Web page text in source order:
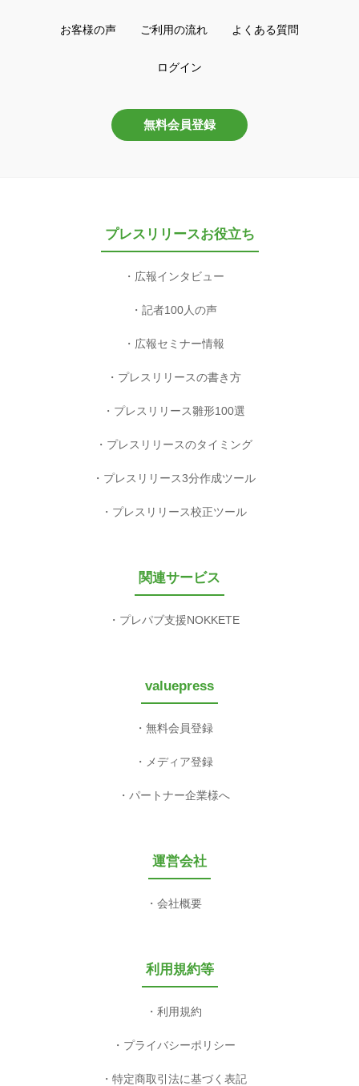
お客様の声 ご利用の流れ よくある質問
ログイン
無料会員登録
プレスリリースお役立ち
広報インタビュー
記者100人の声
広報セミナー情報
プレスリリースの書き方
プレスリリース雛形100選
プレスリリースのタイミング
プレスリリース3分作成ツール
プレスリリース校正ツール
関連サービス
プレパブ支援NOKKETE
valuepress
無料会員登録
メディア登録
パートナー企業様へ
運営会社
会社概要
利用規約等
利用規約
プライバシーポリシー
特定商取引法に基づく表記